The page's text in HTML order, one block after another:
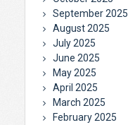
September 2025
August 2025
July 2025
June 2025
May 2025
April 2025
March 2025
February 2025